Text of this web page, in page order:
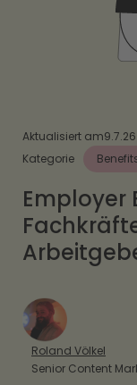
Aktualisiert am9.7.26
Kategorie
Employer
Roland Völkel
Senior Content